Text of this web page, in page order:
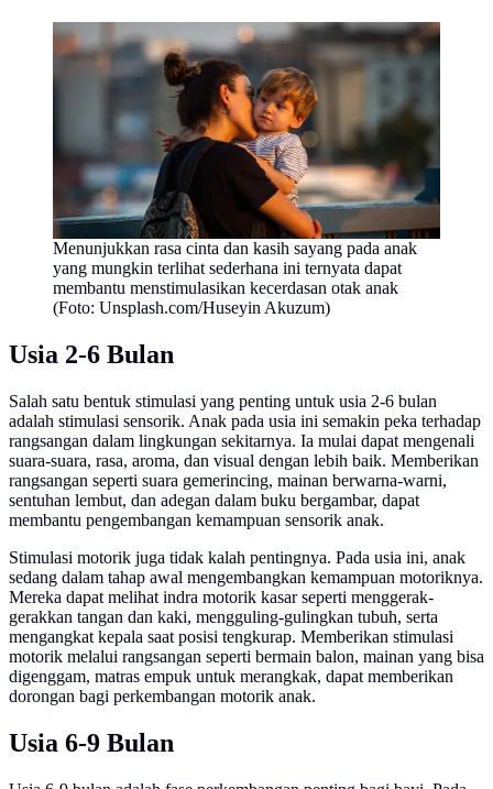
Menunjukkan rasa cinta dan kasih sayang pada anak
yang mungkin terlihat sederhana ini ternyata dapat
membantu menstimulasikan kecerdasan otak anak
(Foto: Unsplash.com/Huseyin Akuzum)
Usia 2-6 Bulan
Salah satu bentuk stimulasi yang penting untuk usia 2-6 bulan
adalah stimulasi sensorik. Anak pada usia ini semakin peka terhadap
rangsangan dalam lingkungan sekitarnya. Ia mulai dapat mengenali
suara-suara, rasa, aroma, dan visual dengan lebih baik. Memberikan
rangsangan seperti suara gemerincing, mainan berwarna-warni,
sentuhan lembut, dan adegan dalam buku bergambar, dapat
membantu pengembangan kemampuan sensorik anak.
Stimulasi motorik juga tidak kalah pentingnya. Pada usia ini, anak
sedang dalam tahap awal mengembangkan kemampuan motoriknya.
Mereka dapat melihat indra motorik kasar seperti menggerak-
gerakkan tangan dan kaki, mengguling-gulingkan tubuh, serta
mengangkat kepala saat posisi tengkurap. Memberikan stimulasi
motorik melalui rangsangan seperti bermain balon, mainan yang bisa
digenggam, matras empuk untuk merangkak, dapat memberikan
dorongan bagi perkembangan motorik anak.
Usia 6-9 Bulan